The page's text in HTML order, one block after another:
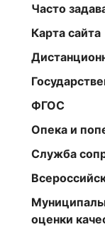
Часто
Карта сайта
ФГОС
Опека и
Служба
оценки